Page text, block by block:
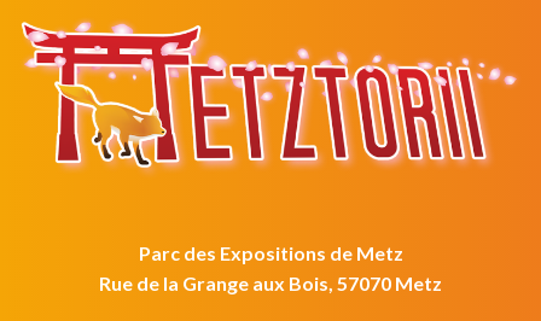
Parc des Expositions de Metz
Rue de la Grange aux Bois, 57070 Metz